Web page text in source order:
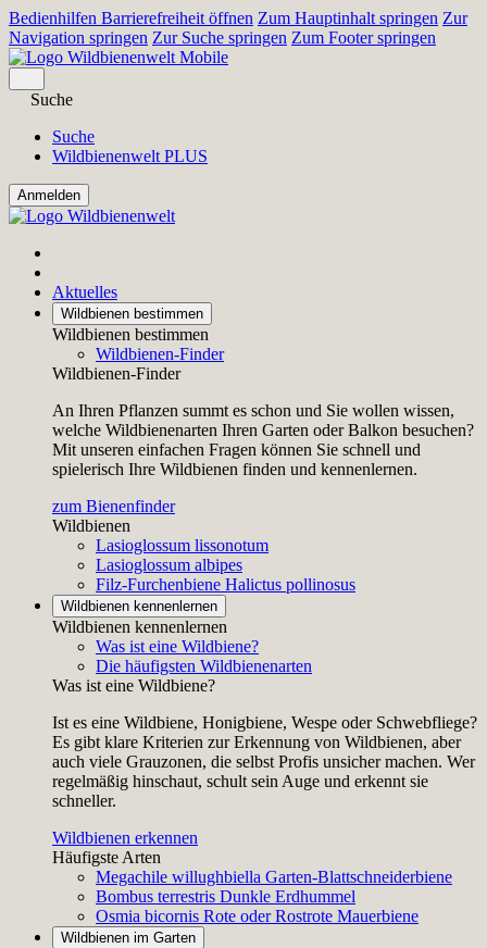
Bedienhilfen Barrierefreiheit öffnen Zum Hauptinhalt springen Zur
Navigation springen Zur Suche springen Zum Footer springen
Suche
Suche
Wildbienenwelt PLUS
Aktuelles
Wildbienen bestimmen
Wildbienen bestimmen
Wildbienen-Finder
Wildbienen-Finder
An Ihren Pflanzen summt es schon und Sie wollen wissen,
welche Wildbienenarten Ihren Garten oder Balkon besuchen?
Mit unseren einfachen Fragen können Sie schnell und
spielerisch Ihre Wildbienen finden und kennenlernen.
zum Bienenfinder
Wildbienen
Lasioglossum lissonotum
Lasioglossum albipes
Filz-Furchenbiene Halictus pollinosus
Wildbienen kennenlernen
Wildbienen kennenlernen
Was ist eine Wildbiene?
Die häufigsten Wildbienenarten
Was ist eine Wildbiene?
Ist es eine Wildbiene, Honigbiene, Wespe oder Schwebfliege?
Es gibt klare Kriterien zur Erkennung von Wildbienen, aber
auch viele Grauzonen, die selbst Profis unsicher machen. Wer
regelmäßig hinschaut, schult sein Auge und erkennt sie
schneller.
Wildbienen erkennen
Häufigste Arten
Megachile willughbiella Garten-Blattschneiderbiene
Bombus terrestris Dunkle Erdhummel
Osmia bicornis Rote oder Rostrote Mauerbiene
Wildbienen im Garten